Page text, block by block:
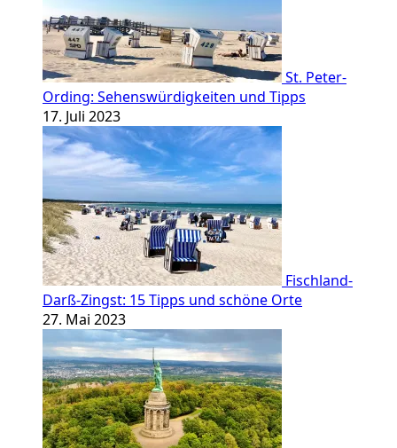
St. Peter-
Ording: Sehenswürdigkeiten und Tipps
17. Juli 2023
Fischland-
Darß-Zingst: 15 Tipps und schöne Orte
27. Mai 2023